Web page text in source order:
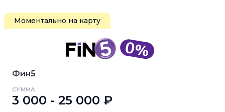
Моментально на карту
Фин5
СУММА
3 000 - 25 000 ₽